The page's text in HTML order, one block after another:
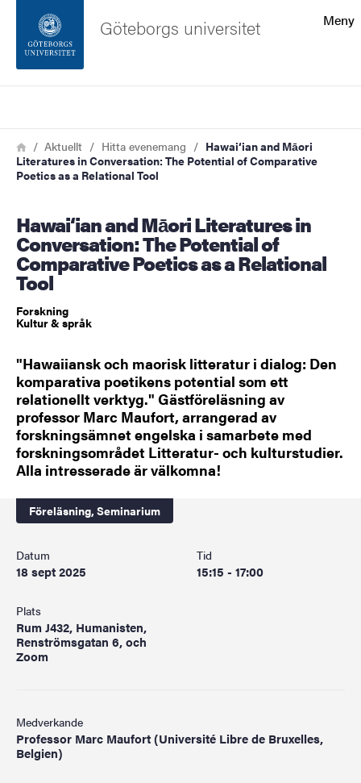
Sidfoten
Om webbplatsen
Meny
Göteborgs universitet
Länkstig
HemAktuellt Hitta evenemang
Hawai‘ian and Māori
Literatures in Conversation: The Potential of Comparative
Poetics as a Relational Tool
Hawai‘ian and Māori Literatures in
Conversation: The Potential of
Comparative Poetics as a Relational
Tool
Forskning
Kultur & språk
"Hawaiiansk och maorisk litteratur i dialog: Den
komparativa poetikens potential som ett
relationellt verktyg." Gästföreläsning av
professor Marc Maufort, arrangerad av
forskningsämnet engelska i samarbete med
forskningsområdet Litteratur- och kulturstudier.
Alla intresserade är välkomna!
Föreläsning, Seminarium
Datum
18 sept 2025
Tid
15:15 - 17:00
Plats
Rum J432, Humanisten,
Renströmsgatan 6, och
Zoom
Medverkande
Professor Marc Maufort (Université Libre de Bruxelles,
Belgien)